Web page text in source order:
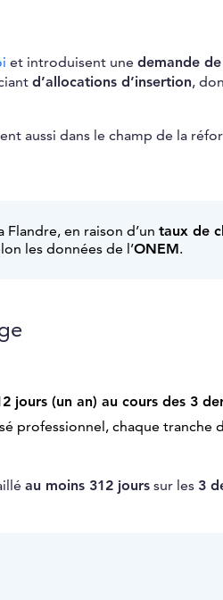
et introduisent une demande
d’allocations d’insertion,
aussi dans le champ de la
en raison d’un taux de
les données de l’ONEM.
jours (un an) au cours des 3
professionnel, chaque tranche
au moins 312 jours sur les 3